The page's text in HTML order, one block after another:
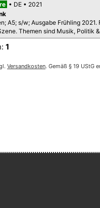
DE
2021
A5; s/w; Ausgabe Frühling
Themen sind Musik, Politik
1
Versandkosten. Gemäß § 19 UStG